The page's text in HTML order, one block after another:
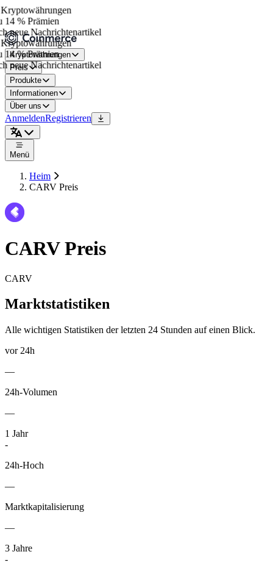
% Prämien
neue Nachrichtenartikel
% Prämien
neue Nachrichtenartikel
Kryptowährungen
Preis
Produkte
Informationen
Über uns
AnmeldenRegistrieren
Menü
Heim
CARV Preis
CARV Preis
CARV
Marktstatistiken
Alle wichtigen Statistiken der letzten 24 Stunden auf einen Blick.
vor 24h
—
24h-Volumen
—
1 Jahr
-
24h-Hoch
—
Marktkapitalisierung
—
3 Jahre
-